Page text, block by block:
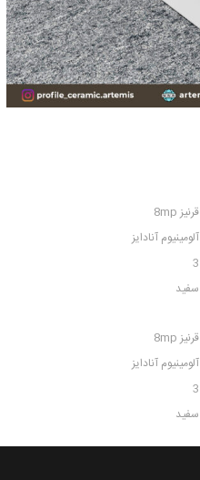
قرنیز 8mp
آلومینیوم آنادایز
3
سفید
قرنیز 8mp
آلومینیوم آنادایز
3
سفید